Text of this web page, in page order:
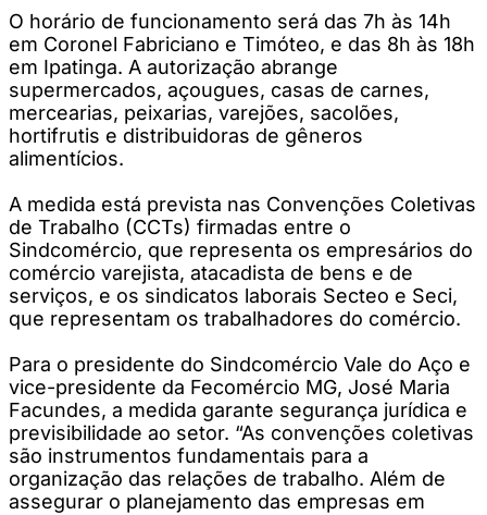
O horário de funcionamento será das 7h às 14h
em Coronel Fabriciano e Timóteo, e das 8h às 18h
em Ipatinga. A autorização abrange
supermercados, açougues, casas de carnes,
mercearias, peixarias, varejões, sacolões,
hortifrutis e distribuidoras de gêneros
alimentícios.
A medida está prevista nas Convenções Coletivas
de Trabalho (CCTs) firmadas entre o
Sindcomércio, que representa os empresários do
comércio varejista, atacadista de bens e de
serviços, e os sindicatos laborais Secteo e Seci,
que representam os trabalhadores do comércio.
Para o presidente do Sindcomércio Vale do Aço e
vice-presidente da Fecomércio MG, José Maria
Facundes, a medida garante segurança jurídica e
previsibilidade ao setor. “As convenções coletivas
são instrumentos fundamentais para a
organização das relações de trabalho. Além de
assegurar o planejamento das empresas em